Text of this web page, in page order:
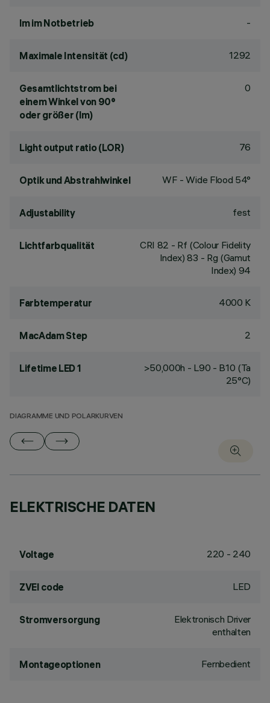
lm im Notbetrieb -
Maximale Intensität (cd) 1292
Gesamtlichtstrom bei
einem Winkel von 90°
oder größer (lm)
0
Light output ratio (LOR) 76
Optik und Abstrahlwinkel WF - Wide Flood 54°
Adjustability fest
Lichtfarbqualität CRI 82 - Rf (Colour Fidelity
Index) 83 - Rg (Gamut
Index) 94
Farbtemperatur 4000 K
MacAdam Step 2
Lifetime LED 1
>50,000h - L90 - B10 (Ta
25°C)
DIAGRAMME UND POLARKURVEN
ELEKTRISCHE DATEN
Voltage 220 - 240
ZVEI code LED
Stromversorgung
Elektronisch Driver
enthalten
Montageoptionen Fernbedient